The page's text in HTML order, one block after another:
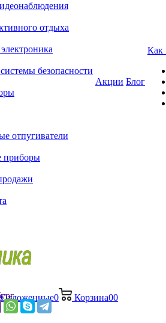
отдыха
безопасности
отпугиватели
приборы
Акции Блог
Как
Отложенные0 Корзина00